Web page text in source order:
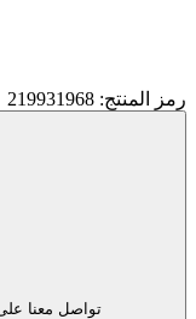
رمز المنتج: 219931968
تواصل معنا على